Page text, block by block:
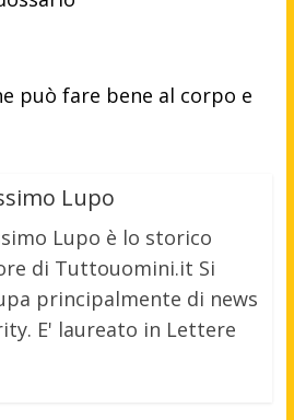
può fare bene al corpo e
Lupo
Lupo è lo storico
di Tuttouomini.it Si
principalmente di news
E' laureato in Lettere